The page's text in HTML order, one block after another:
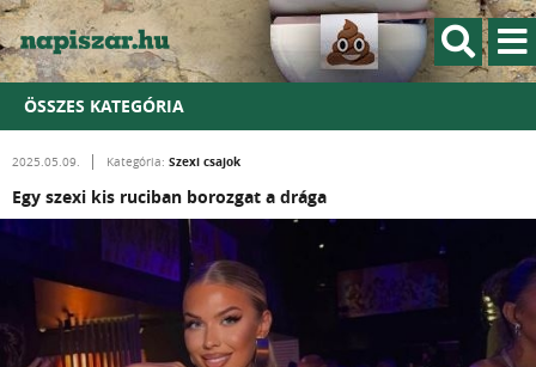
ÖSSZES KATEGÓRIA
2025.05.09. Kategória: Szexi csajok
Egy szexi kis ruciban borozgat a drága